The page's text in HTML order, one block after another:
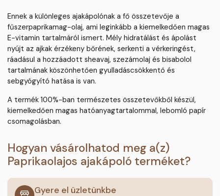
Ennek a különleges ajakápolónak a fő összetevője a
fűszerpaprikamag-olaj, ami leginkább a kiemelkedően magas
E-vitamin tartalmáról ismert. Mély hidratálást és ápolást
nyújt az ajkak érzékeny bőrének, serkenti a vérkeringést,
ráadásul a hozzáadott sheavaj, szezámolaj és bisabolol
tartalmának köszönhetően gyulladáscsökkentő és
sebgyógyító hatása is van.
A termék 100%-ban természetes összetevőkből készül,
kiemelkedően magas hatóanyagtartalommal, lebomló papír
csomagolásban.
Hogyan vásárolhatod meg a(z)
Paprikaolajos ajakápoló terméket?
Gyere el üzletünkbe